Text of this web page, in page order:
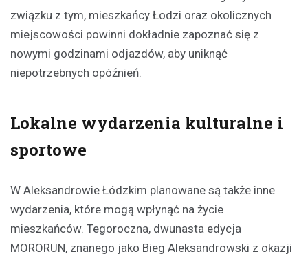
związku z tym, mieszkańcy Łodzi oraz okolicznych
miejscowości powinni dokładnie zapoznać się z
nowymi godzinami odjazdów, aby uniknąć
niepotrzebnych opóźnień.
Lokalne wydarzenia kulturalne i
sportowe
W Aleksandrowie Łódzkim planowane są także inne
wydarzenia, które mogą wpłynąć na życie
mieszkańców. Tegoroczna, dwunasta edycja
MORORUN, znanego jako Bieg Aleksandrowski z okazji